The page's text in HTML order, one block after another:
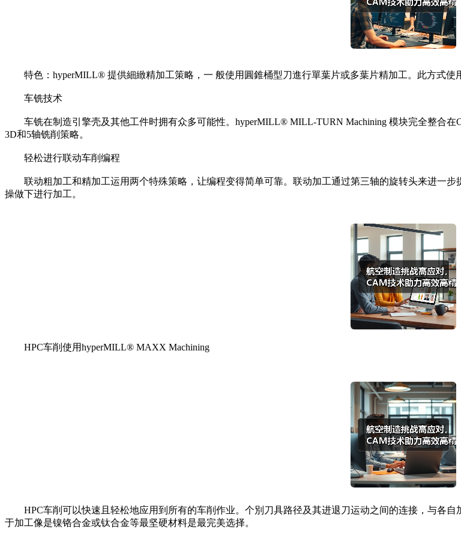
特色：hyperMILL® 提供細緻精加工策略，一 般使用圓錐桶型刀進行單葉片或多葉片精加工。此方式使
车铣技术
车铣在制造引擎壳及其他工件时拥有众多可能性。hyperMILL® MILL-TURN Machining 模块完全整合在
3D和5轴铣削策略。
轻松进行联动车削编程
联动粗加工和精加工运用两个特殊策略，让编程变得简单可靠。联动加工通过第三轴的旋转头来进一步
操做下进行加工。
HPC车削使用hyperMILL® MAXX Machining
HPC车削可以快速且轻松地应用到所有的车削作业。个別刀具路径及其进退刀运动之间的连接，与各自
于加工像是镍铬合金或钛合金等最坚硬材料是最完美选择。